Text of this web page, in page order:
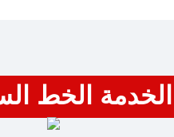
الخط الساخن